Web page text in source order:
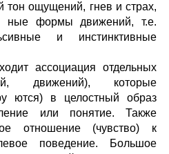
тон ощущений, гнев и страх,
формы движений, т.е.
и инстинктивные
ассоциация отдельных
движений), которые
ются) в целостный образ
или понятие. Также
отношение (чувство) к
поведение. Большое